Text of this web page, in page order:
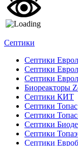
Септики
Септики
Септики
Септики
Биореакторы
Септики КИТ
Септики Топас
Септики
Септики
Септики
Септики